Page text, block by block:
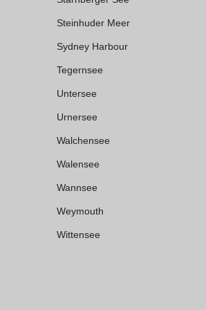
Steinhuder Meer
Sydney Harbour
Tegernsee
Untersee
Urnersee
Walchensee
Walensee
Wannsee
Weymouth
Wittensee